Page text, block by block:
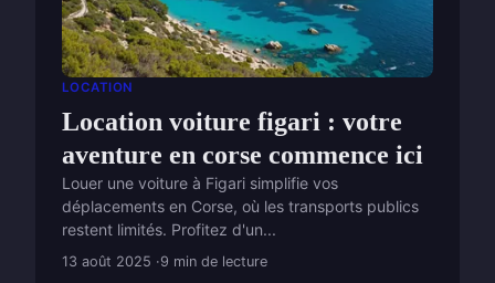
LOCATION
Location voiture figari : votre
aventure en corse commence ici
Louer une voiture à Figari simplifie vos
déplacements en Corse, où les transports publics
restent limités. Profitez d'un...
13 août 2025 9 min de lecture